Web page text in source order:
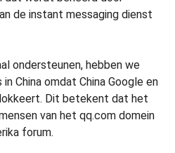
de instant messaging dienst
ondersteunen, hebben we
China omdat China Google en
Dit betekent dat het
van het qq.com domein
forum.